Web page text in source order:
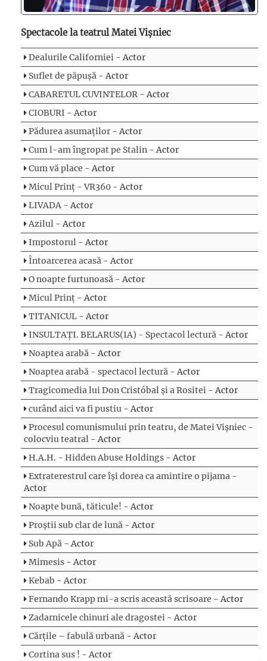
Spectacole la teatrul Matei Vișniec
Dealurile Californiei - Actor
Suflet de păpușă - Actor
CABARETUL CUVINTELOR - Actor
CIOBURI - Actor
Pădurea asumaților - Actor
Cum l-am îngropat pe Stalin - Actor
Cum vă place - Actor
Micul Prinț - VR360 - Actor
LIVADA - Actor
Azilul - Actor
Impostorul - Actor
Întoarcerea acasă - Actor
O noapte furtunoasă - Actor
Micul Prinț - Actor
TITANICUL - Actor
INSULTAȚI. BELARUS(IA) - Spectacol lectură - Actor
Noaptea arabă - Actor
Noaptea arabă - spectacol lectură - Actor
Tragicomedia lui Don Cristóbal și a Rositei - Actor
curând aici va fi pustiu - Actor
Procesul comunismului prin teatru, de Matei Vișniec -
colocviu teatral - Actor
H.A.H. - Hidden Abuse Holdings - Actor
Extraterestrul care își dorea ca amintire o pijama -
Actor
Noapte bună, tăticule! - Actor
Proștii sub clar de lună - Actor
Sub Apă - Actor
Mimesis - Actor
Kebab - Actor
Fernando Krapp mi-a scris această scrisoare - Actor
Zadarnicele chinuri ale dragostei - Actor
Cărțile – fabulă urbană - Actor
Cortina sus ! - Actor